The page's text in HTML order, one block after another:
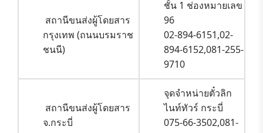
สถานีขนส่งผู้โดยสาร
กรุงเทพ (ถนนบรมราช
ชนนี)
ชั้น 1 ช่องหมายเลข
96
02-894-6151,02-
894-6152,081-255-
9710
สถานีขนส่งผู้โดยสาร
จ.กระบี่
จุดจำหน่ายตั๋วลิก
ไนท์ทัวร์ กระบี่
075-66-3502,081-